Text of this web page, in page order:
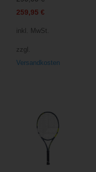
Preis
259,95 €Aktueller
inkl. MwSt.
zzgl.
Versandkosten